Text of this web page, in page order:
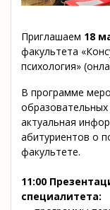
Приглашаем 18
факультета
психология»
В программе
актуальная
абитуриентов о
факультете.
11:00
специалитета: